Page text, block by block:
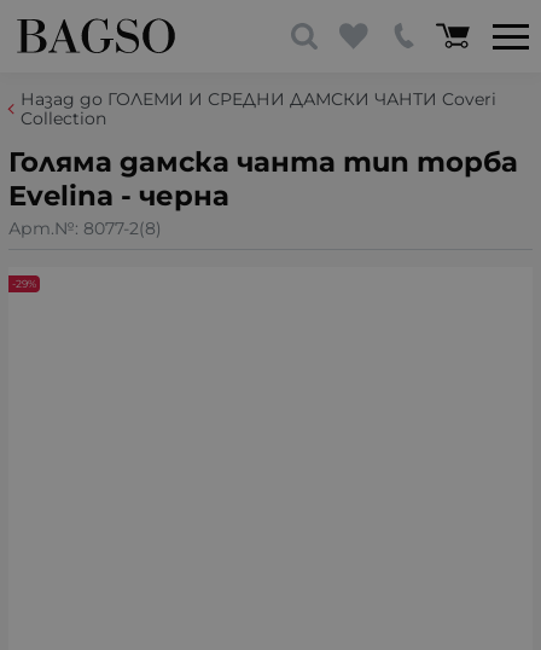
Назад до ГОЛЕМИ И СРЕДНИ ДАМСКИ ЧАНТИ Coveri
Collection
Голяма дамска чанта тип торба
Evelina - черна
Арт.№: 8077-2(8)
-29%